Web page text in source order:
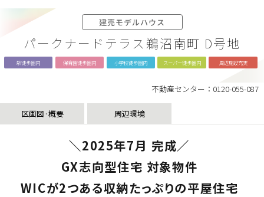
建売モデルハウス
パークナードテラス鵜沼南町 D号地
駅徒歩圏内 保育園徒歩圏内 小学校徒歩圏内 スーパー徒歩圏内 周辺施設充実
不動産センター：0120-055-087
区画図·概要 周辺環境
＼2025年7月 完成／
GX志向型住宅 対象物件
WICが2つある収納たっぷりの平屋住宅